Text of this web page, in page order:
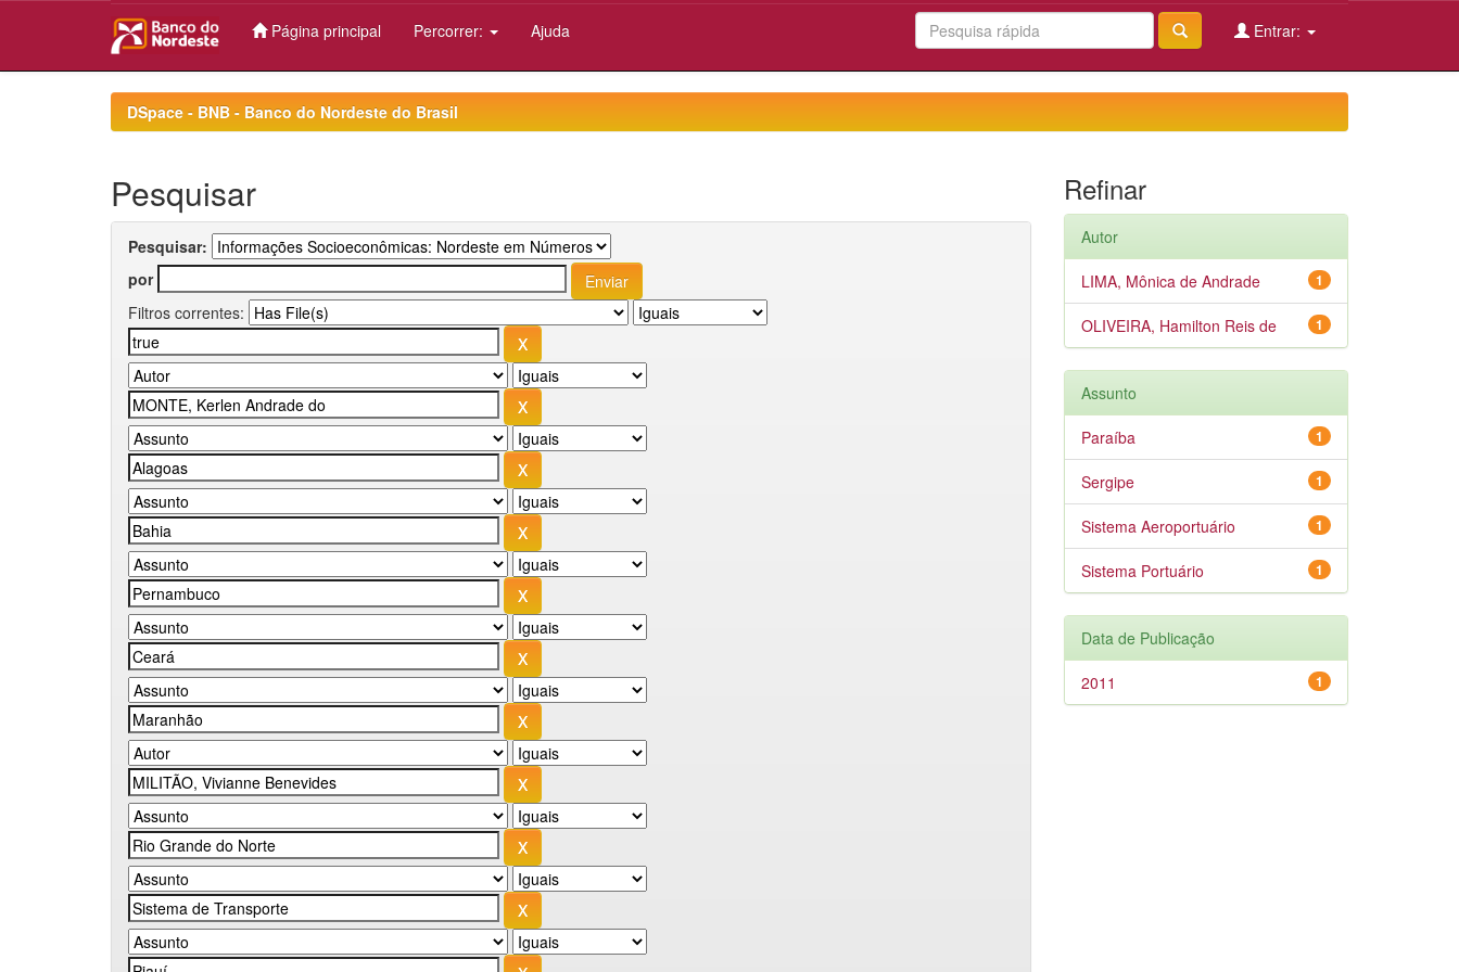
Página principal Percorrer: Ajuda Entrar:
DSpace - BNB - Banco do Nordeste do Brasil
Pesquisar
Pesquisar:
por
Filtros correntes:
Refinar
Autor
1
LIMA, Mônica de Andrade
1
OLIVEIRA, Hamilton Reis de
Assunto
1
Paraíba
1
Sergipe
1
Sistema Aeroportuário
1
Sistema Portuário
Data de Publicação
1
2011